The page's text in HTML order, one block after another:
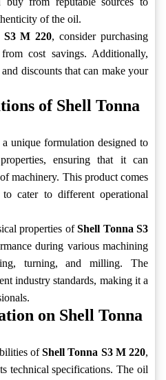
of the oil.
S3 M 220, consider purchasing
cost savings. Additionally,
discounts that can make your
of Shell Tonna
a unique formulation designed to
ensuring that it can
machinery. This product comes
cater to different operational
properties ofShell Tonna S3
during various machining
turning, and milling. The
industry standards, making it a
on Shell Tonna
ofShell Tonna S3 M 220,
technical specifications. The oil